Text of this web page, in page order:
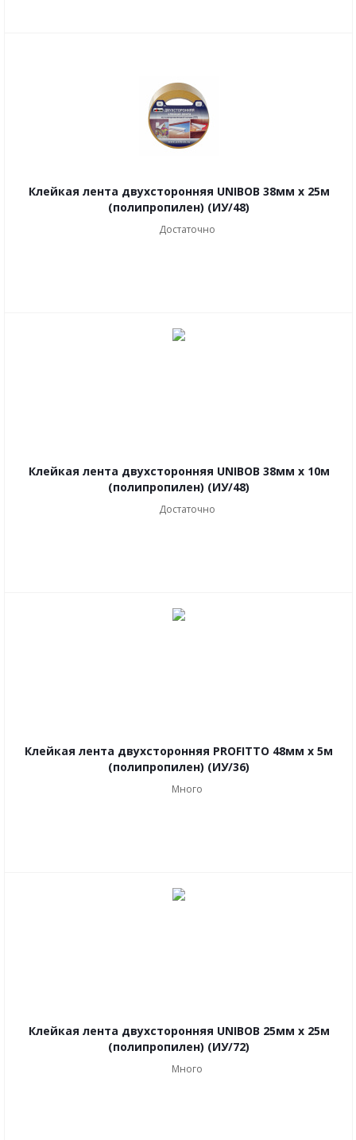
Клейкая лента двухсторонняя UNIBOB 38мм х 25м
(полипропилен) (ИУ/48)
Достаточно
Клейкая лента двухсторонняя UNIBOB 38мм х 10м
(полипропилен) (ИУ/48)
Достаточно
Клейкая лента двухсторонняя PROFITTO 48мм х 5м
(полипропилен) (ИУ/36)
Много
Клейкая лента двухсторонняя UNIBOB 25мм х 25м
(полипропилен) (ИУ/72)
Много